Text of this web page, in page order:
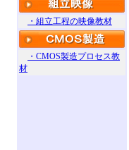
・組立工程の映像教材
・CMOS製造プロセス教
材